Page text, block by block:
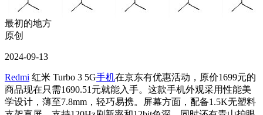
最初的地方
原创
2024-09-13
Redmi 红米 Turbo 3 5G手机在京东有优惠活动，原价1699元的
商品现在只需1690.51元就能入手。这款手机外观采用性能美
学设计，薄至7.8mm，轻巧易携。屏幕方面，配备1.5K无塑料